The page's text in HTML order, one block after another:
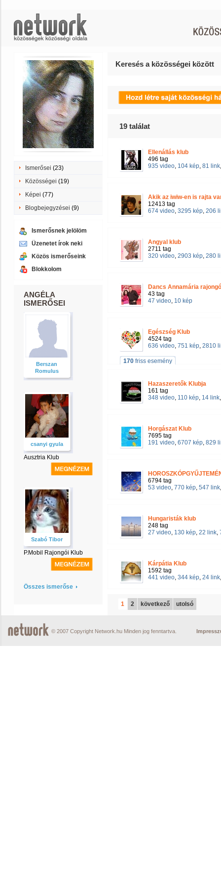
Ismerősei (23)
Közösségei (19)
Képei (77)
Blogbejegyzései (9)
Ismerősnek jelölöm
Üzenetet írok neki
Közös ismerőseink
Blokkolom
ANGÉLA
ISMERŐSEI
Berszan
Romulus
csanyi gyula
Ausztria Klub
Szabó Tibor
P.Mobil Rajongói Klub
Összes ismerőse
Keresés a közösségei között
19 találat
Ellenállás klub
496 tag
935 video, 104 kép, 81 link
Akik az iwiw-en is rajta
12413 tag
674 video, 3295 kép, 206
Angyal klub
2711 tag
320 video, 2903 kép, 280
Dancs Annamária
43 tag
47 video, 10 kép
Egészség Klub
4524 tag
636 video, 751 kép, 2810
170 friss esemény
Hazaszeretők Klubja
161 tag
348 video, 110 kép, 14 link
Horgászat Klub
7695 tag
191 video, 6707 kép, 829
6794 tag
53 video, 770 kép, 547 link
Hungaristák klub
248 tag
27 video, 130 kép, 22 link,
Kárpátia Klub
1592 tag
441 video, 344 kép, 24 link
1 2 következő utolsó
© 2007 Copyright Network.hu Minden jog fenntartva.